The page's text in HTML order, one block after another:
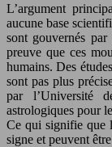
L’argument
aucune base
sont gouvernés
preuve que ces
humains. Des
sont pas plus
par l’Université
astrologiques pour
Ce qui signifie que
signe et peuvent